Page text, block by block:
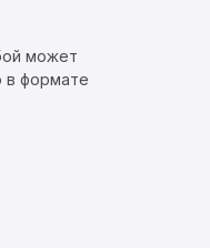
может
в формате